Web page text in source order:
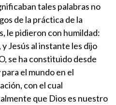
tales palabras no
de la práctica de la
le pidieron con humildad:
y Jesús al instante les dijo
se ha constituido desde
el mundo en el
con el cual
que Dios es nuestro